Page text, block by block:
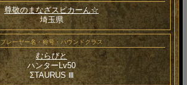
尊敬のまなざスピカーん☆
埼玉県
プレーヤー名・称号・ハウンドクラス
むらびと
ハンターLv50
ΣTAURUS Ⅲ